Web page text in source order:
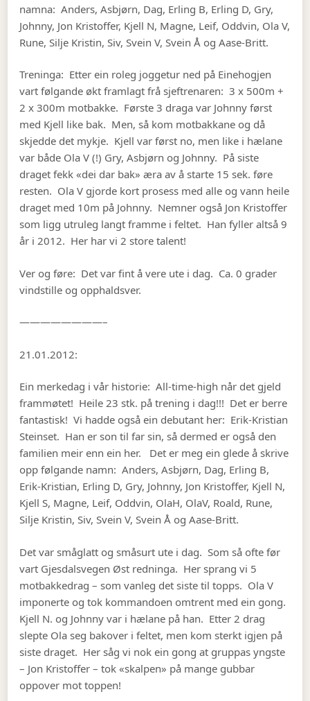
namna: Anders, Asbjørn, Dag, Erling B, Erling D, Gry,
Johnny, Jon Kristoffer, Kjell N, Magne, Leif, Oddvin, Ola V,
Rune, Silje Kristin, Siv, Svein V, Svein Å og Aase-Britt.
Treninga: Etter ein roleg joggetur ned på Einehogjen
vart følgande økt framlagt frå sjeftrenaren: 3 x 500m +
2 x 300m motbakke. Første 3 draga var Johnny først
med Kjell like bak. Men, så kom motbakkane og då
skjedde det mykje. Kjell var først no, men like i hælane
var både Ola V (!) Gry, Asbjørn og Johnny. På siste
draget fekk «dei dar bak» æra av å starte 15 sek. føre
resten. Ola V gjorde kort prosess med alle og vann heile
draget med 10m på Johnny. Nemner også Jon Kristoffer
som ligg utruleg langt framme i feltet. Han fyller altså 9
år i 2012. Her har vi 2 store talent!
Ver og føre: Det var fint å vere ute i dag. Ca. 0 grader
vindstille og opphaldsver.
————————–
21.01.2012:
Ein merkedag i vår historie: All-time-high når det gjeld
frammøtet! Heile 23 stk. på trening i dag!!! Det er berre
fantastisk! Vi hadde også ein debutant her: Erik-Kristian
Steinset. Han er son til far sin, så dermed er også den
familien meir enn ein her. Det er meg ein glede å skrive
opp følgande namn: Anders, Asbjørn, Dag, Erling B,
Erik-Kristian, Erling D, Gry, Johnny, Jon Kristoffer, Kjell N,
Kjell S, Magne, Leif, Oddvin, OlaH, OlaV, Roald, Rune,
Silje Kristin, Siv, Svein V, Svein Å og Aase-Britt.
Det var småglatt og småsurt ute i dag. Som så ofte før
vart Gjesdalsvegen Øst redninga. Her sprang vi 5
motbakkedrag – som vanleg det siste til topps. Ola V
imponerte og tok kommandoen omtrent med ein gong.
Kjell N. og Johnny var i hælane på han. Etter 2 drag
slepte Ola seg bakover i feltet, men kom sterkt igjen på
siste draget. Her såg vi nok ein gong at gruppas yngste
– Jon Kristoffer – tok «skalpen» på mange gubbar
oppover mot toppen!